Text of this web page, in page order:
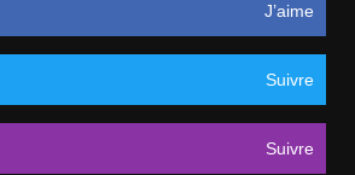
J’aime
Suivre
Suivre